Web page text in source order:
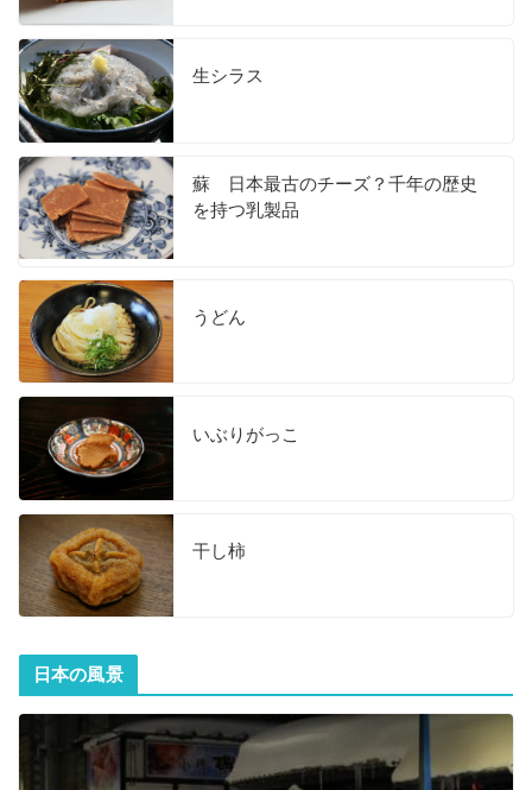
生シラス
蘇 日本最古のチーズ？千年の歴史
を持つ乳製品
うどん
いぶりがっこ
干し柿
日本の風景